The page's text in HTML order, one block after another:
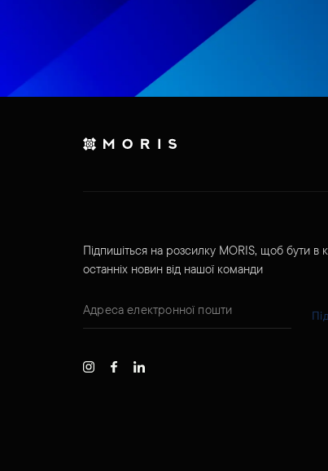
Підпишіться на розсилку MORIS, щоб бути в
останніх новин від нашої команди